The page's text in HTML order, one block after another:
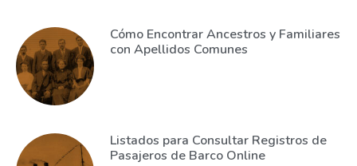
Cómo Encontrar Ancestros y Familiares
con Apellidos Comunes
Listados para Consultar Registros de
Pasajeros de Barco Online